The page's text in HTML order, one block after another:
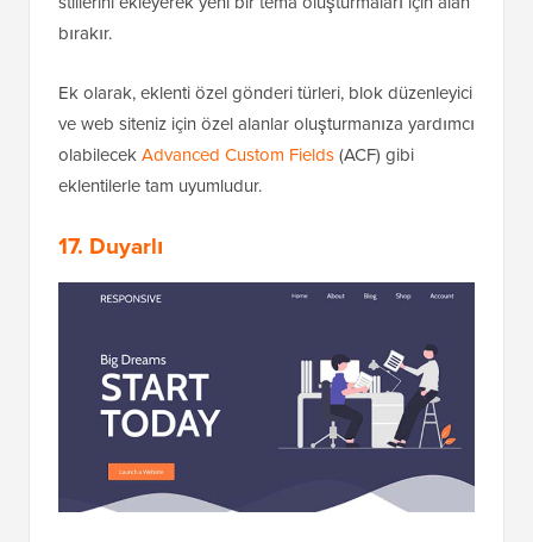
bırakır.
Ek olarak, eklenti özel gönderi türleri, blok düzenleyici
ve web siteniz için özel alanlar oluşturmanıza yardımcı
olabilecekAdvanced Custom Fields(ACF) gibi
eklentilerle tam uyumludur.
17. Duyarlı